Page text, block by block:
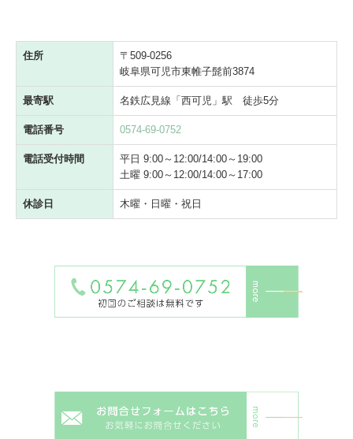
住所
〒509-0256
岐阜県可児市東帷子髭前3874
最寄駅 名鉄広見線「西可児」駅 徒歩5分
電話番号 0574-69-0752
電話受付時間
平日 9:00～12:00/14:00～19:00
土曜 9:00～12:00/14:00～17:00
休診日 木曜・日曜・祝日